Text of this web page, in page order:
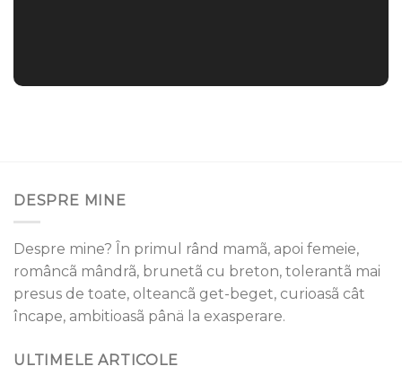
DESPRE MINE
Despre mine? În primul rând mamã, apoi femeie,
româncã mândrã, brunetã cu breton, tolerantã mai
presus de toate, olteancã get-beget, curioasã cât
încape, ambitioasã pânä la exasperare.
ULTIMELE ARTICOLE